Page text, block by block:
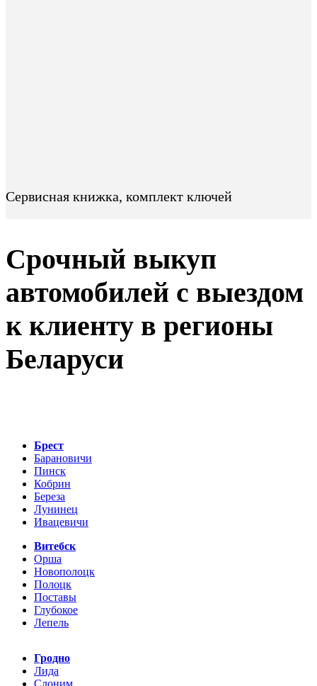
Сервисная книжка, комплект ключей
Срочный выкуп
автомобилей с выездом
к клиенту в регионы
Беларуси
Брест
Барановичи
Пинск
Кобрин
Береза
Лунинец
Ивацевичи
Витебск
Орша
Новополоцк
Полоцк
Поставы
Глубокое
Лепель
Гродно
Лида
Слоним